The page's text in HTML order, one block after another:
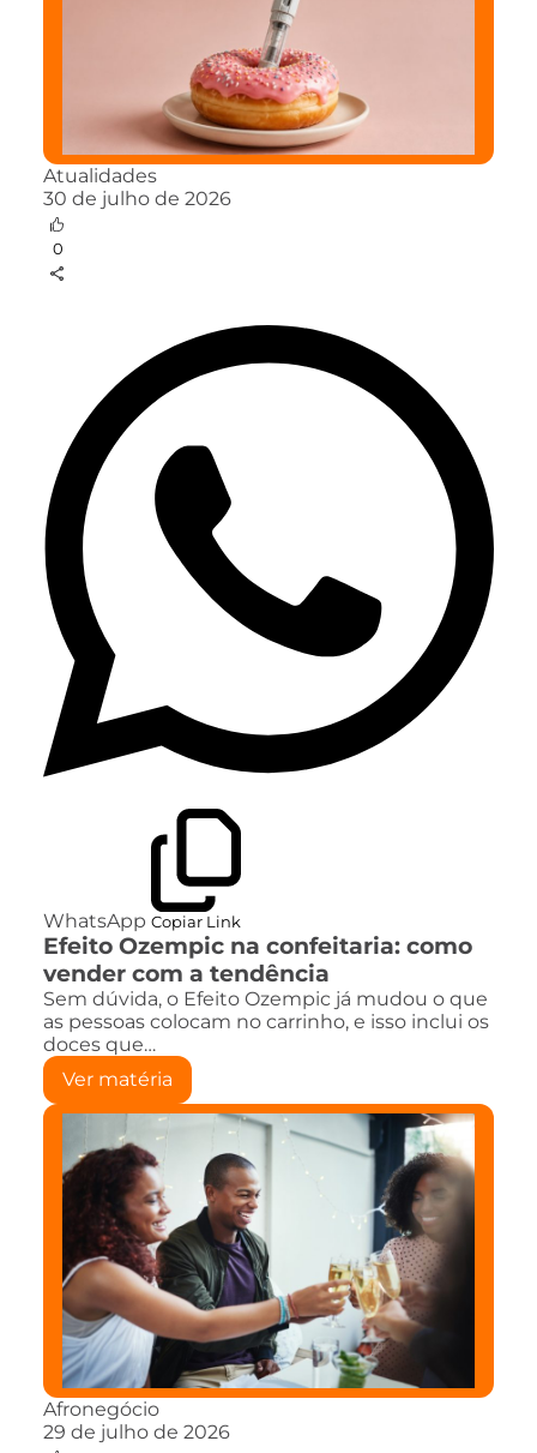
Atualidades
30 de julho de 2026
0
WhatsApp Copiar Link
Efeito Ozempic na confeitaria: como
vender com a tendência
Sem dúvida, o Efeito Ozempic já mudou o que
as pessoas colocam no carrinho, e isso inclui os
doces que…
Ver matéria
Afronegócio
29 de julho de 2026